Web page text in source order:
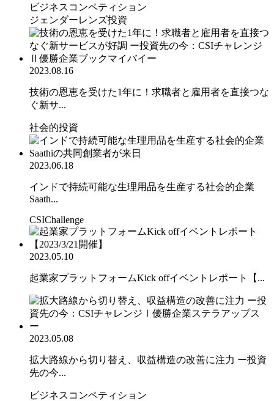
ビジネスコンペティション
ジェンダーレンズ投資
2023.08.16
技術の恩恵を受けた1年に！求職者と雇用者を直接つな
ぐ新サ...
社会的投資
2023.06.18
インドで持続可能な生理用品を生産する社会的企業
Saath...
CSIChallenge
2023.05.10
起業家プラットフォームKick offイベントレポート【...
2023.05.08
拡大路線から切り替え、収益構造の改善に注力 ー投資
先の今...
ビジネスコンペティション